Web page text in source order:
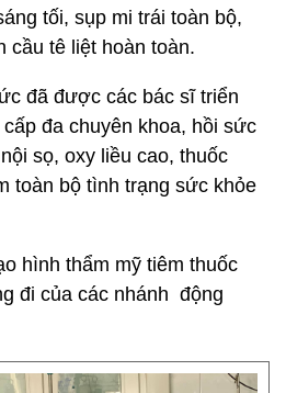
tối, sụp mi trái toàn bộ,
cầu tê liệt hoàn toàn.
đã được các bác sĩ triển
đa chuyên khoa, hồi sức
sọ, oxy liều cao, thuốc
toàn bộ tình trạng sức khỏe
hình thẩm mỹ tiêm thuốc
đi của các nhánh động